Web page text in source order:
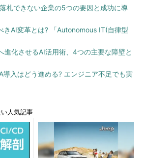
札できない企業の5つの要因と成功に導
きAI変革とは? 「Autonomous IT(自律型
進化させるAI活用術、4つの主要な障壁と
導入はどう進める? エンジニア不足でも実
人気記事